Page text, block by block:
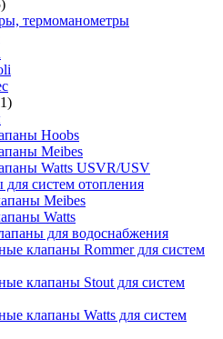
термоманометры
Hoobs
Meibes
Watts USVR/USV
систем отопления
Meibes
Watts
для водоснабжения
клапаны Rommer для систем
клапаны Stout для систем
клапаны Watts для систем